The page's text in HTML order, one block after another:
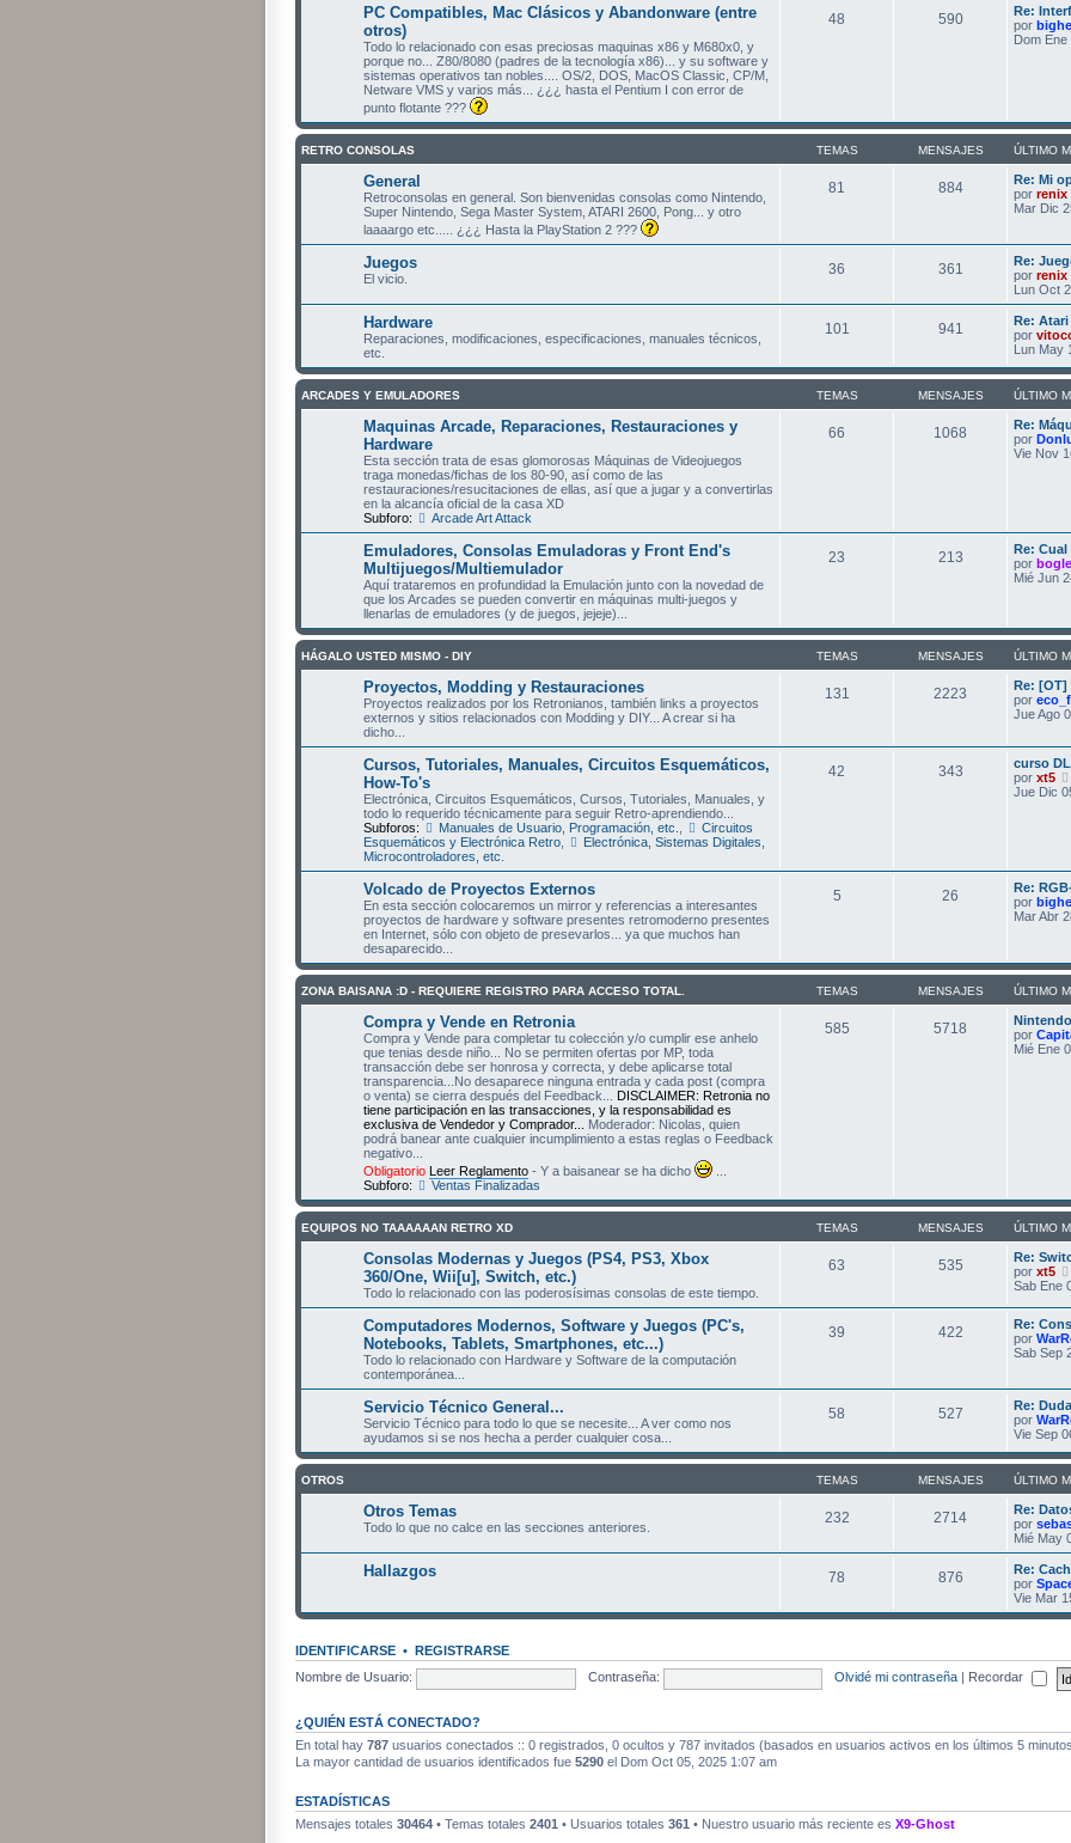
PC Compatibles, Mac Clásicos y Abandonware (entre
otros)
Todo lo relacionado con esas preciosas maquinas x86 y M680x0, y
porque no... Z80/8080 (padres de la tecnología x86)... y su software y
sistemas operativos tan nobles.... OS/2, DOS, MacOS Classic, CP/M,
Netware VMS y varios más... ¿¿¿ hasta el Pentium I con error de
punto flotante ???
48 590
Re:
por
Dom
RETRO CONSOLAS TEMAS MENSAJES ÚLTIMO
General
Retroconsolas en general. Son bienvenidas consolas como Nintendo,
Super Nintendo, Sega Master System, ATARI 2600, Pong... y otro
laaaargo etc..... ¿¿¿ Hasta la PlayStation 2 ???
81 884
Re: Mi
por renix
Mar Dic
Juegos
El vicio.
36 361
Re:
por renix
Lun Oct
Hardware
Reparaciones, modificaciones, especificaciones, manuales técnicos,
etc.
101 941
Re:
por
Lun May
ARCADES Y EMULADORES TEMAS MENSAJES ÚLTIMO
Maquinas Arcade, Reparaciones, Restauraciones y
Hardware
Esta sección trata de esas glomorosas Máquinas de Videojuegos
traga monedas/fichas de los 80-90, así como de las
restauraciones/resucitaciones de ellas, así que a jugar y a convertirlas
en la alcancía oficial de la casa XD
Subforo:
Arcade Art Attack
66 1068
Re:
por
Vie Nov
Emuladores, Consolas Emuladoras y Front End's
Multijuegos/Multiemulador
Aquí trataremos en profundidad la Emulación junto con la novedad de
que los Arcades se pueden convertir en máquinas multi-juegos y
llenarlas de emuladores (y de juegos, jejeje)...
23 213
Re:
por bogle
Mié Jun
HÁGALO USTED MISMO - DIY TEMAS MENSAJES ÚLTIMO
Proyectos, Modding y Restauraciones
Proyectos realizados por los Retronianos, también links a proyectos
externos y sitios relacionados con Modding y DIY... A crear si ha
dicho...
131 2223
Re: [OT]
por
Jue Ago
Cursos, Tutoriales, Manuales, Circuitos Esquemáticos,
How-To's
Electrónica, Circuitos Esquemáticos, Cursos, Tutoriales, Manuales, y
todo lo requerido técnicamente para seguir Retro-aprendiendo...
Subforos:
Manuales de Usuario, Programación, etc.
Circuitos
Esquemáticos y Electrónica Retro
Electrónica, Sistemas Digitales,
Microcontroladores, etc.
42 343
curso
por xt5
Jue Dic
Volcado de Proyectos Externos
En esta sección colocaremos un mirror y referencias a interesantes
proyectos de hardware y software presentes retromoderno presentes
en Internet, sólo con objeto de presevarlos... ya que muchos han
desaparecido...
5 26
Re:
por
Mar Abr
ZONA BAISANA :D - REQUIERE REGISTRO PARA ACCESO TOTAL. TEMAS MENSAJES ÚLTIMO
Compra y Vende en Retronia
Compra y Vende para completar tu colección y/o cumplir ese anhelo
que tenias desde niño... No se permiten ofertas por MP, toda
transacción debe ser honrosa y correcta, y debe aplicarse total
transparencia...No desaparece ninguna entrada y cada post (compra
o venta) se cierra después del Feedback... DISCLAIMER: Retronia no
tiene participación en las transacciones, y la responsabilidad es
exclusiva de Vendedor y Comprador...
Moderador: Nicolas, quien
podrá banear ante cualquier incumplimiento a estas reglas o Feedback
negativo...
Obligatorio Leer Reglamento - Y a baisanear se ha dicho
Subforo:
Ventas Finalizadas
585 5718
por
Mié Ene
EQUIPOS NO TAAAAAAN RETRO XD TEMAS MENSAJES ÚLTIMO
Consolas Modernas y Juegos (PS4, PS3, Xbox
360/One, Wii[u], Switch, etc.)
Todo lo relacionado con las poderosísimas consolas de este tiempo.
63 535
Re:
por xt5
Sab Ene
Computadores Modernos, Software y Juegos (PC's,
Notebooks, Tablets, Smartphones, etc...)
Todo lo relacionado con Hardware y Software de la computación
contemporánea...
39 422
Re:
por
Sab Sep
Servicio Técnico General...
Servicio Técnico para todo lo que se necesite... A ver como nos
ayudamos si se nos hecha a perder cualquier cosa...
58 527
Re:
por
Vie Sep
OTROS TEMAS MENSAJES ÚLTIMO
Otros Temas
Todo lo que no calce en las secciones anteriores.
232 2714
Re:
por
Mié May
Hallazgos 78 876
Re:
por
Vie Mar
IDENTIFICARSE • REGISTRARSE
Nombre de Usuario:
Contraseña: Olvidé mi contraseña Recordar
¿QUIÉN ESTÁ CONECTADO?
En total hay 787 usuarios conectados :: 0 registrados, 0 ocultos y 787 invitados (basados en usuarios activos en los últimos 5
La mayor cantidad de usuarios identificados fue 5290 el Dom Oct 05, 2025 1:07 am
ESTADÍSTICAS
Mensajes totales 30464 • Temas totales 2401 • Usuarios totales 361 • Nuestro usuario más reciente es X9-Ghost